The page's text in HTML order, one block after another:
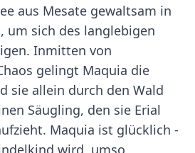
aus Mesate gewaltsam in
um sich des langlebigen
Inmitten von
gelingt Maquia die
sie allein durch den Wald
Säugling, den sie Erial
Maquia ist glücklich -
wird, umso